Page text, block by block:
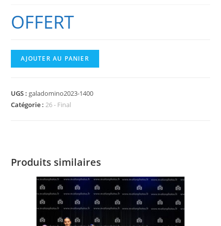
OFFERT
quantité
de
01400.jpg
AJOUTER AU PANIER
UGS : galadomino2023-1400
Catégorie :26 - Final
Produits similaires